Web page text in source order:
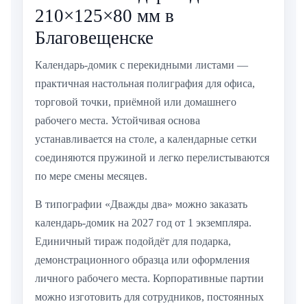
210×125×80 мм в
Благовещенске
Календарь-домик с перекидными листами —
практичная настольная полиграфия для офиса,
торговой точки, приёмной или домашнего
рабочего места. Устойчивая основа
устанавливается на столе, а календарные сетки
соединяются пружиной и легко перелистываются
по мере смены месяцев.
В типографии «Дважды два» можно заказать
календарь-домик на 2027 год от 1 экземпляра.
Единичный тираж подойдёт для подарка,
демонстрационного образца или оформления
личного рабочего места. Корпоративные партии
можно изготовить для сотрудников, постоянных